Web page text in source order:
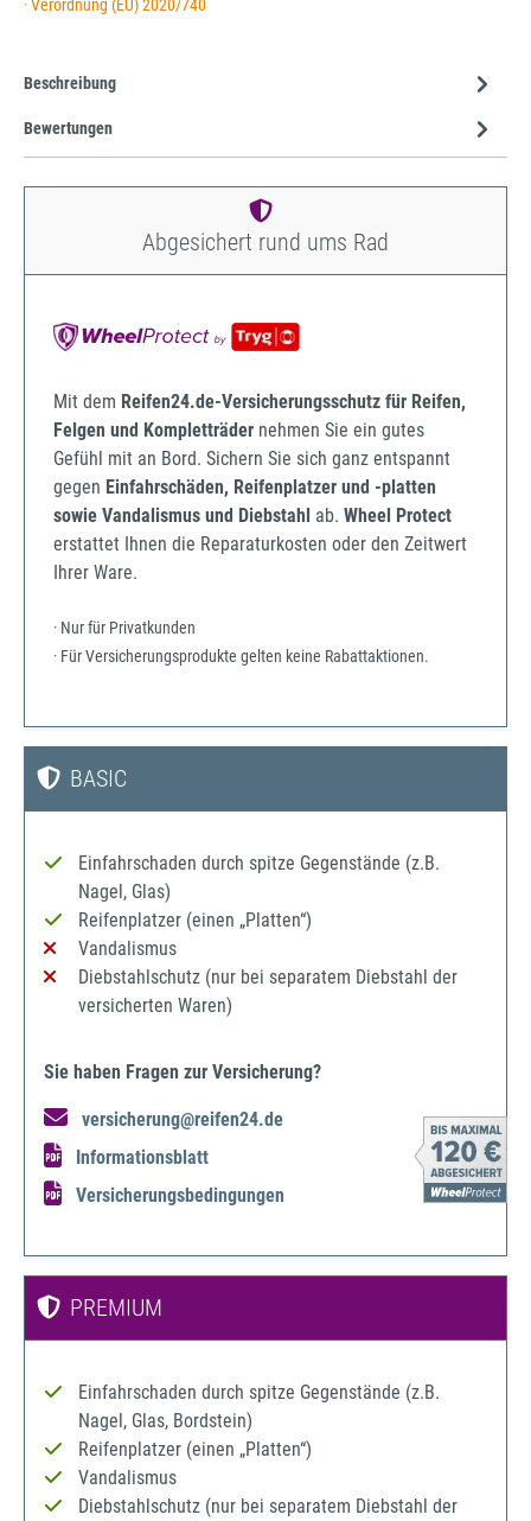
· Verordnung (EU) 2020/740
Beschreibung
Bewertungen
Abgesichert rund ums Rad
Mit dem Reifen24.de-Versicherungsschutz für Reifen,
Felgen und Kompletträder nehmen Sie ein gutes
Gefühl mit an Bord. Sichern Sie sich ganz entspannt
gegen Einfahrschäden, Reifenplatzer und -platten
sowie Vandalismus und Diebstahl ab. Wheel Protect
erstattet Ihnen die Reparaturkosten oder den Zeitwert
Ihrer Ware.
· Nur für Privatkunden
· Für Versicherungsprodukte gelten keine Rabattaktionen.
BASIC
Einfahrschaden durch spitze Gegenstände (z.B.
Nagel, Glas)
Reifenplatzer (einen „Platten“)
Vandalismus
Diebstahlschutz (nur bei separatem Diebstahl der
versicherten Waren)
Sie haben Fragen zur Versicherung?
versicherung@reifen24.de
Informationsblatt
Versicherungsbedingungen
PREMIUM
Einfahrschaden durch spitze Gegenstände (z.B.
Nagel, Glas, Bordstein)
Reifenplatzer (einen „Platten“)
Vandalismus
Diebstahlschutz (nur bei separatem Diebstahl der